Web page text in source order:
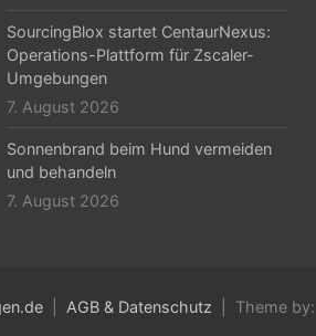
SourcingBlox startet CentaurNexus:
Operations-Plattform für Zscaler-
Umgebungen
7. August 2026
Sonnenbrand beim Hund vermeiden
und behandeln
7. August 2026
AGB & Datenschutz Theme by: